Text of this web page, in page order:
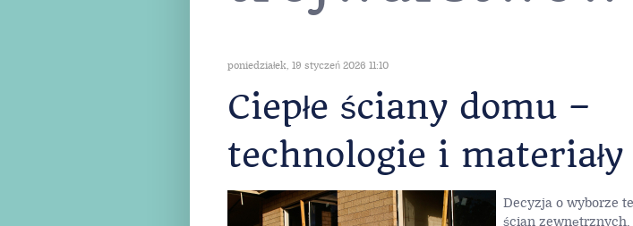
etykietą: ściany
trójwarstwowe
poniedziałek, 19 styczeń 2026 11:10